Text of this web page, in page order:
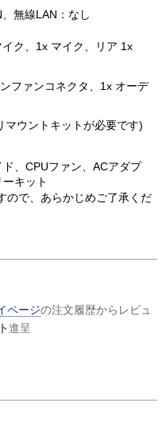
無線LAN：なし
ク、1x マイク、リア 1x
ファンコネクタ、1x オーデ
マウントキットが必要です)
、CPUファン、ACアダプ
キット
ので、あらかじめご了承くだ
ページの注文履歴からレビュ
進呈